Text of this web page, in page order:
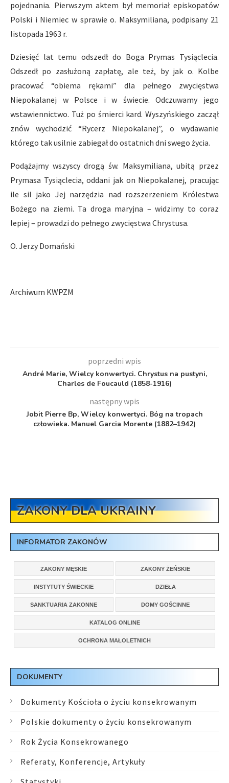
pojednania. Pierwszym aktem był memoriał episkopatów
Polski i Niemiec w sprawie o. Maksymiliana, podpisany 21
listopada 1963 r.
Dziesięć lat temu odszedł do Boga Prymas Tysiąclecia.
Odszedł po zasłużoną zapłatę, ale też, by jak o. Kolbe
pracować “obiema rękami” dla pełnego zwycięstwa
Niepokalanej w Polsce i w świecie. Odczuwamy jego
wstawiennictwo. Tuż po śmierci kard. Wyszyńskiego zaczął
znów wychodzić “Rycerz Niepokalanej”, o wydawanie
którego tak usilnie zabiegał do ostatnich dni swego życia.
Podążajmy wszyscy drogą św. Maksymiliana, ubitą przez
Prymasa Tysiąclecia, oddani jak on Niepokalanej, pracując
ile sil jako Jej narzędzia nad rozszerzeniem Królestwa
Bożego na ziemi. Ta droga maryjna – widzimy to coraz
lepiej – prowadzi do pełnego zwycięstwa Chrystusa.
O. Jerzy Domański
Archiwum KWPZM
poprzedni wpis
André Marie, Wielcy konwertyci. Chrystus na pustyni,
Charles de Foucauld (1858-1916)
następny wpis
Jobit Pierre Bp, Wielcy konwertyci. Bóg na tropach
człowieka. Manuel Garcia Morente (1882–1942)
ZAKONY DLA UKRAINY
INFORMATOR ZAKONÓW
ZAKONY MĘSKIE ZAKONY ŻEŃSKIE
INSTYTUTY ŚWIECKIE DZIEŁA
SANKTUARIA ZAKONNE DOMY GOŚCINNE
KATALOG ONLINE
OCHRONA MAŁOLETNICH
DOKUMENTY
Dokumenty Kościoła o życiu konsekrowanym
Polskie dokumenty o życiu konsekrowanym
Rok Życia Konsekrowanego
Referaty, Konferencje, Artykuły